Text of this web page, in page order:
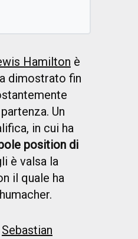
Hamilton è
dimostrato fin
Un
in cui ha
position di
è valsa la
il quale ha
Sebastian